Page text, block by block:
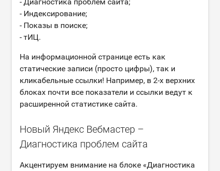
- Индексирование;
- Показы в поиске;
- тИЦ.
На информационной странице есть как
статические записи (просто цифры), так и
кликабельные ссылки! Например, в 2-х верхних
блоках почти все показатели и ссылки ведут к
расширенной статистике сайта.
Новый Яндекс Вебмастер –
Диагностика проблем сайта
Акцентируем внимание на блоке «Диагностика